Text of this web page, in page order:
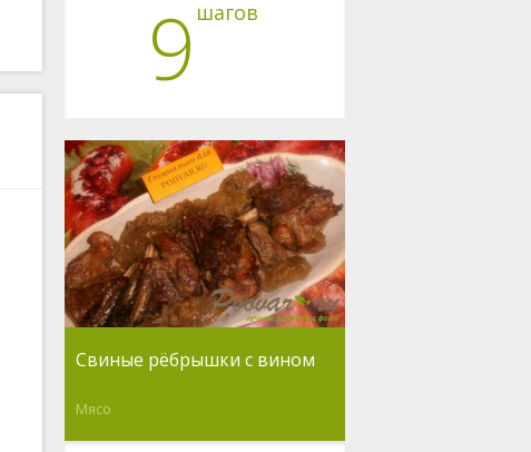
9 шагов
Свиные рёбрышки с вином
Мясо